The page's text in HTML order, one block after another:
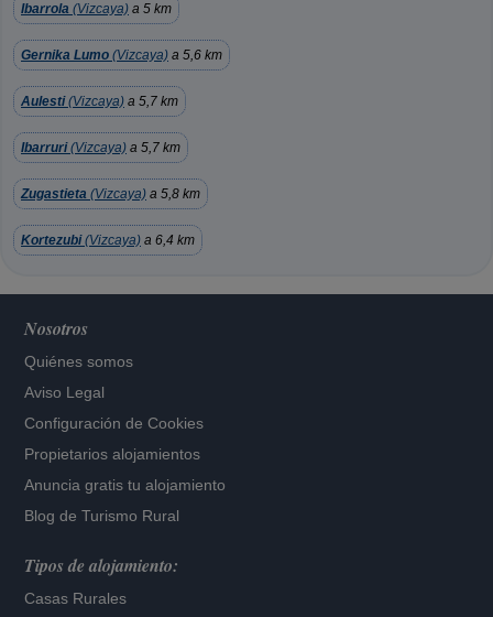
Ibarrola (Vizcaya) a 5 km
Gernika Lumo (Vizcaya) a 5,6 km
Aulesti(Vizcaya) a 5,7 km
Ibarruri(Vizcaya) a 5,7 km
Zugastieta (Vizcaya) a 5,8 km
Kortezubi(Vizcaya) a 6,4 km
Nosotros
Quiénes somos
Aviso Legal
Configuración de Cookies
Propietarios alojamientos
Anuncia gratis tu alojamiento
Blog de Turismo Rural
Tipos de alojamiento:
Casas Rurales